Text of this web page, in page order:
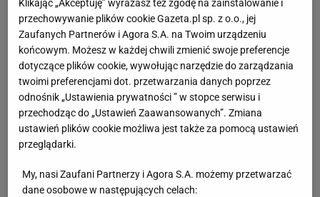
"Sportium". - Nie można wątpić w umiejętności
Ronaldo czy Messiego. Cristiano przechodzi przez
trudny okres, ale to zdarza się wszystkim piłkarzom.
Sam byłem kiedyś wygwizdywany. To trener
podejmuje decyzje i rozmawia z zawodnikiem. Może
dotyka go obsesja Messiego? Nie jestem w jego
głowie. Ale Messi motywuje swoich kolegów, a jeśli
Ronaldo nie strzela, to ma to wpływ na zespół.
- Messi jest na tym samym poziomie co Pele,
Klikając „Akceptuję” wyrażasz też zgodę na zainstalowanie i
przechowywanie plików cookie Gazeta.pl sp. z o.o., jej
Zaufanych Partnerów i Agora S.A. na Twoim urządzeniu
końcowym. Możesz w każdej chwili zmienić swoje preferencje
dotyczące plików cookie, wywołując narzędzie do zarządzania
twoimi preferencjami dot. przetwarzania danych poprzez
odnośnik „Ustawienia prywatności ” w stopce serwisu i
przechodząc do „Ustawień Zaawansowanych”. Zmiana
ustawień plików cookie możliwa jest także za pomocą ustawień
przeglądarki.
My, nasi Zaufani Partnerzy i Agora S.A. możemy przetwarzać
dane osobowe w następujących celach: